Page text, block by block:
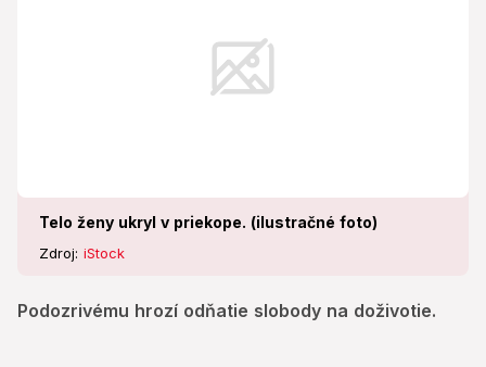
Telo ženy ukryl v priekope. (ilustračné foto)
Zdroj: iStock
Podozrivému hrozí odňatie slobody na doživotie.